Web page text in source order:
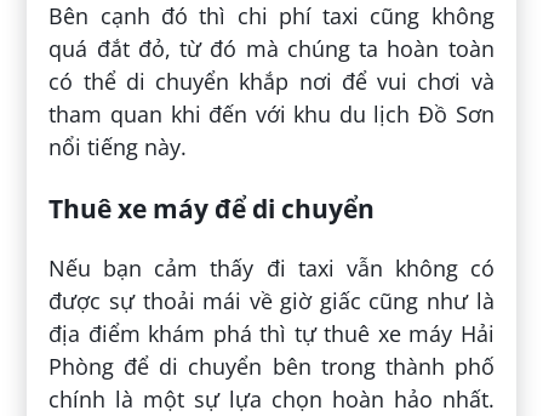
Bên cạnh đó thì chi phí taxi cũng không
quá đắt đỏ, từ đó mà chúng ta hoàn toàn
có thể di chuyển khắp nơi để vui chơi và
tham quan khi đến với khu du lịch Đồ Sơn
nổi tiếng này.
Thuê xe máy để di chuyển
Nếu bạn cảm thấy đi taxi vẫn không có
được sự thoải mái về giờ giấc cũng như là
địa điểm khám phá thì tự thuê xe máy Hải
Phòng để di chuyển bên trong thành phố
chính là một sự lựa chọn hoàn hảo nhất.